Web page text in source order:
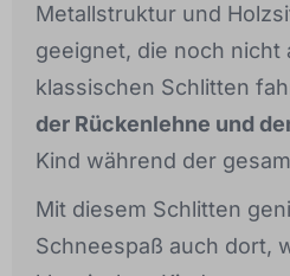
Metallstruktur und
geeignet, die noch nicht
klassischen Schlitten
der Rückenlehne und
Kind während der
Mit diesem Schlitten
Schneespaß auch dort,